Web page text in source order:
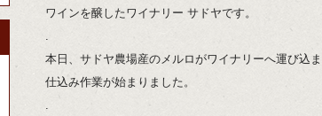
ワインを醸したワイナリー サドヤです。
.
本日、サドヤ農場産のメルロがワイナリーへ運び込
仕込み作業が始まりました。
.